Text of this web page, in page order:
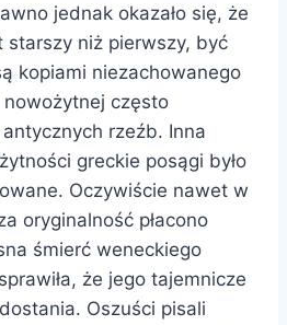
jednak okazało się, że
niż pierwszy, być
kopiami niezachowanego
nowożytnej często
rzeźb. Inna
greckie posągi było
Oczywiście nawet w
oryginalność płacono
śmierć weneckiego
że jego tajemnicze
Oszuści pisali